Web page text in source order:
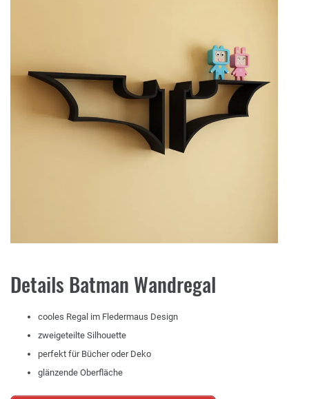
Details Batman Wandregal
cooles Regal im Fledermaus Design
zweigeteilte Silhouette
perfekt für Bücher oder Deko
glänzende Oberfläche